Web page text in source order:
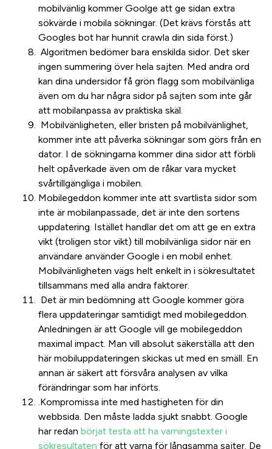
mobilvänlig kommer Goolge att ge sidan extra
sökvärde i mobila sökningar. (Det krävs förstås att
Googles bot har hunnit crawla din sida först.)
Algoritmen bedömer bara enskilda sidor. Det sker
ingen summering över hela sajten. Med andra ord
kan dina undersidor få grön flagg som mobilvänliga
även om du har några sidor på sajten som inte går
att mobilanpassa av praktiska skäl.
Mobilvänligheten, eller bristen på mobilvänlighet,
kommer inte att påverka sökningar som görs från en
dator. I de sökningarna kommer dina sidor att förbli
helt opåverkade även om de råkar vara mycket
svårtillgängliga i mobilen.
Mobilegeddon kommer inte att svartlista sidor som
inte är mobilanpassade, det är inte den sortens
uppdatering. Istället handlar det om att ge en extra
vikt (troligen stor vikt) till mobilvänliga sidor när en
användare använder Google i en mobil enhet.
Mobilvänligheten vägs helt enkelt in i sökresultatet
tillsammans med alla andra faktorer.
Det är min bedömning att Google kommer göra
flera uppdateringar samtidigt med mobilegeddon.
Anledningen är att Google vill ge mobilegeddon
maximal impact. Man vill absolut säkerställa att den
här mobiluppdateringen skickas ut med en smäll. En
annan är säkert att försvåra analysen av vilka
förändringar som har införts.
.Kompromissa inte med hastigheten för din
webbsida. Den måste ladda sjukt snabbt. Google
har redanbörjat testa att ha varningstexter i
sökresultaten för att varna för långsamma sajter. De